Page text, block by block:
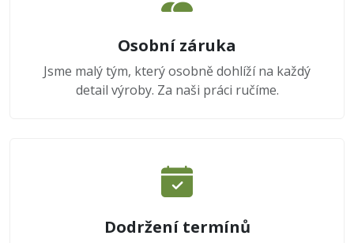
Osobní záruka
Jsme malý tým, který osobně dohlíží na každý
detail výroby. Za naši práci ručíme.
Dodržení termínů